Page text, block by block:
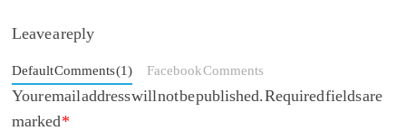
Leave a reply
Default Comments (1) Facebook Comments
Your email address will not be published.Required fields are
marked*